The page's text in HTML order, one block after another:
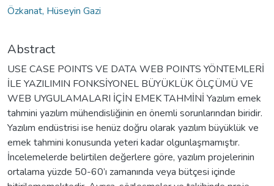
Özkanat, Hüseyin Gazi
Abstract
USE CASE POINTS VE DATA WEB POINTS YÖNTEMLERİ
İLE YAZILIMIN FONKSİYONEL BÜYÜKLÜK ÖLÇÜMÜ VE
WEB UYGULAMALARI İÇİN EMEK TAHMİNİ Yazılım emek
tahmini yazılım mühendisliğinin en önemli sorunlarından biridir.
Yazılım endüstrisi ise henüz doğru olarak yazılım büyüklük ve
emek tahmini konusunda yeteri kadar olgunlaşmamıştır.
İncelemelerde belirtilen değerlere göre, yazılım projelerinin
ortalama yüzde 50-60’ı zamanında veya bütçesi içinde